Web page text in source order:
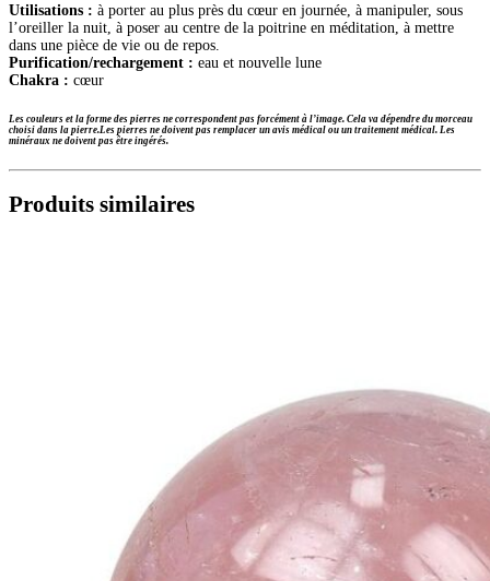
Utilisations : à porter au plus près du cœur en journée, à manipuler, sous
l’oreiller la nuit, à poser au centre de la poitrine en méditation, à mettre
dans une pièce de vie ou de repos.
Purification/rechargement : eau et nouvelle lune
Chakra : cœur
Les couleurs et la forme des pierres ne correspondent pas forcément à l’image. Cela va dépendre du morceau
choisi dans la pierre.Les pierres ne doivent pas remplacer un avis médical ou un traitement médical. Les
minéraux ne doivent pas être ingérés.
Produits similaires